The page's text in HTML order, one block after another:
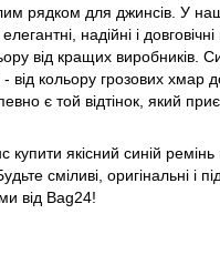
рядком для джинсів. У
елегантні, надійні і
від кращих виробників.
від кольору грозових хмар
є той відтінок, який
купити якісний синій ремінь
сміливі, оригінальні і
від Bag24!